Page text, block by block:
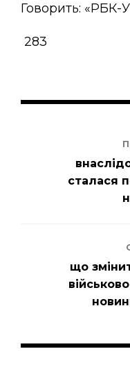
Говорить: «РБК-
283
сталася
що